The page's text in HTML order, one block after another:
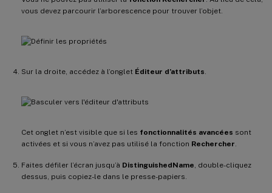
vous devez parcourir l’arborescence pour trouver l’objet.
Sur la droite, accédez à l’onglet Éditeur d’attributs
Cet onglet n’est visible que si les fonctionnalités avancées sont
activées et si vous n’avez pas utilisé la fonction Rechercher
Faites défiler l’écran jusqu’à DistinguishedName , double-cliquez
dessus, puis copiez-le dans le presse-papiers.